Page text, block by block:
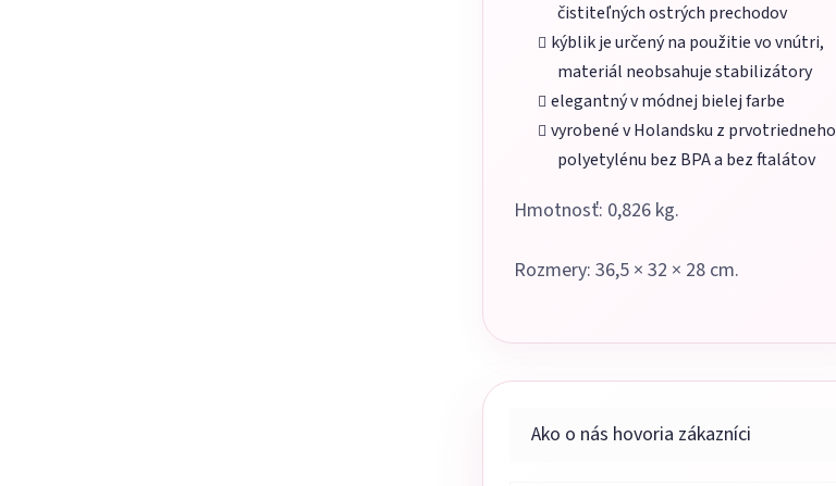
čistiteľných ostrých prechodov
kýblik je určený na použitie vo vnútri,
materiál neobsahuje stabilizátory
elegantný v módnej bielej farbe
vyrobené v Holandsku z prvotriedneho
polyetylénu bez BPA a bez ftalátov
Hmotnosť: 0,826 kg.
Rozmery: 36,5 × 32 × 28 cm.